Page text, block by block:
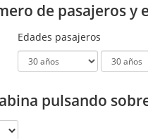
de pasajeros y
Edades pasajeros
pulsando